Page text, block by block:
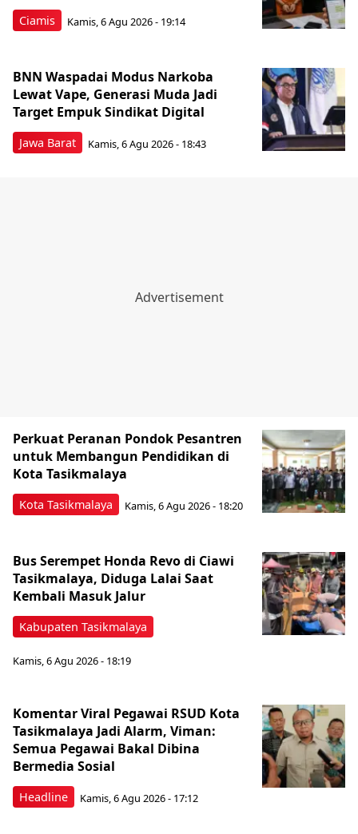
Ciamis Kamis, 6 Agu 2026 - 19:14
Jawa Barat
BNN Waspadai Modus Narkoba
Lewat Vape, Generasi Muda Jadi
Target Empuk Sindikat Digital
Kamis, 6 Agu 2026 - 18:43
Kota Tasikmalaya
Perkuat Peranan Pondok Pesantren
untuk Membangun Pendidikan di
Kota Tasikmalaya ‎
Kamis, 6 Agu 2026 - 18:20
Kabupaten Tasikmalaya
Bus Serempet Honda Revo di Ciawi
Tasikmalaya, Diduga Lalai Saat
Kembali Masuk Jalur
Kamis, 6 Agu 2026 - 18:19
Headline
Komentar Viral Pegawai RSUD Kota
Tasikmalaya Jadi Alarm, Viman:
Semua Pegawai Bakal Dibina
Bermedia Sosial
Kamis, 6 Agu 2026 - 17:12